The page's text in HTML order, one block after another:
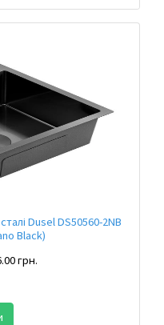
Dusel DS50560-2NB
Black)
грн.